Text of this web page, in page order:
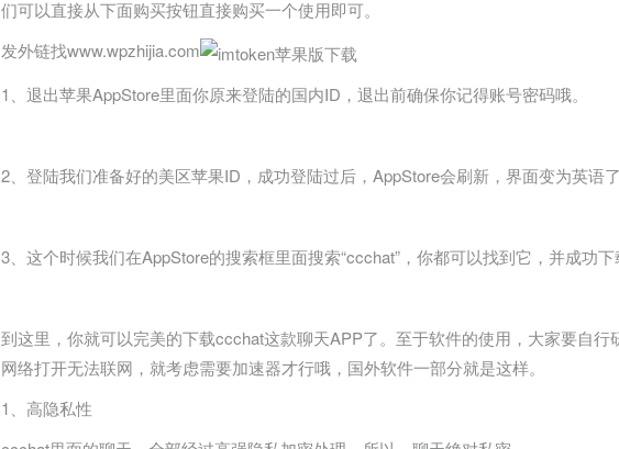
们可以直接从下面购买按钮直接购买一个使用即可。
发外链找www.wpzhijia.com
1、退出苹果AppStore里面你原来登陆的国内ID，退出前确保你记得账号密码哦。
2、登陆我们准备好的美区苹果ID，成功登陆过后，AppStore会刷新，界面变为英语了
3、这个时候我们在AppStore的搜索框里面搜索“ccchat”，你都可以找到它，并成功下
到这里，你就可以完美的下载ccchat这款聊天APP了。至于软件的使用，大家要自
网络打开无法联网，就考虑需要加速器才行哦，国外软件一部分就是这样。
1、高隐私性